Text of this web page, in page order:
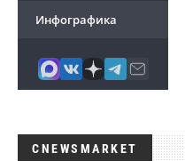
Инфографика
CNEWSMARKET